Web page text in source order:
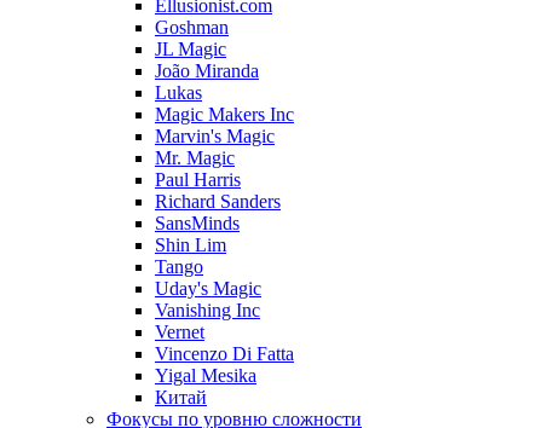
Ellusionist.com
Goshman
JL Magic
João Miranda
Lukas
Magic Makers Inc
Marvin's Magic
Mr. Magic
Paul Harris
Richard Sanders
SansMinds
Shin Lim
Tango
Uday's Magic
Vanishing Inc
Vernet
Vincenzo Di Fatta
Yigal Mesika
Китай
Фокусы по уровню сложности